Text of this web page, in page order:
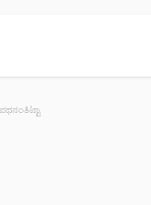
ಪಥನಂತಿಟ್ಟಾ